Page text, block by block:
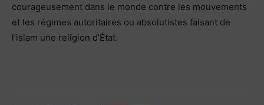
courageusement dans le monde contre les mouvements
et les régimes autoritaires ou absolutistes faisant de
l’islam une religion d’État.